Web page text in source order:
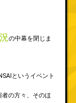
の中幕を閉じま
というイベント
の方々、そのほ